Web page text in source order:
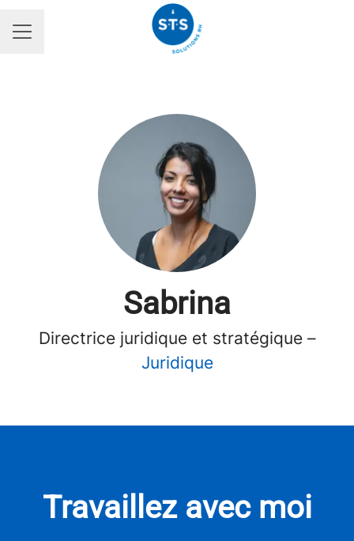
MENU CARRIÈRE
Sabrina
Directrice juridique et stratégique –
Juridique
Travaillez avec moi